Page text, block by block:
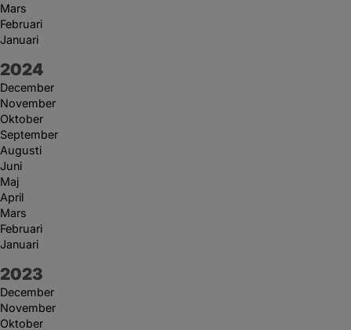
Mars
Februari
Januari
År:
2024
December
November
Oktober
September
Augusti
Juni
Maj
April
Mars
Februari
Januari
År:
2023
December
November
Oktober